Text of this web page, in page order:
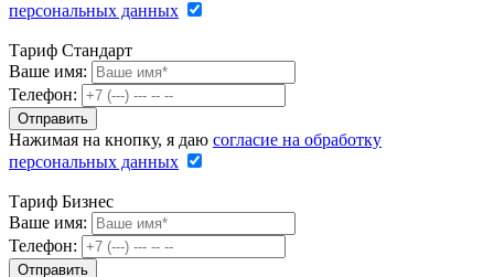
персональных данных
Тариф Стандарт
Ваше имя:
Телефон:
Нажимая на кнопку, я даю согласие на обработку
персональных данных
Тариф Бизнес
Ваше имя:
Телефон: